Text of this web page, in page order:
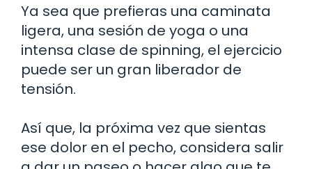
Ya sea que prefieras una caminata
ligera, una sesión de yoga o una
intensa clase de spinning, el ejercicio
puede ser un gran liberador de
tensión.
Así que, la próxima vez que sientas
ese dolor en el pecho, considera salir